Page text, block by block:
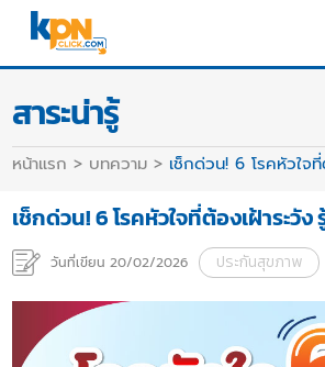
สาระน่ารู้
หน้าแรก > บทความ > เช็กด่วน! 6 โรคหัวใจ
เช็กด่วน! 6 โรคหัวใจที่ต้องเฝ้าระ
วันที่เขียน 20/02/2026 ประกันสุขภาพ